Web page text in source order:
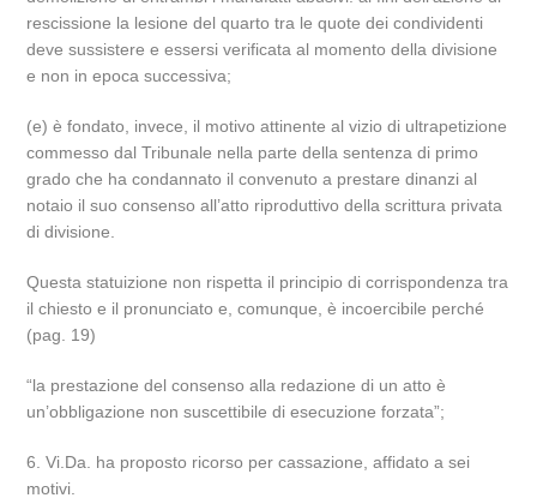
rescissione la lesione del quarto tra le quote dei condividenti
deve sussistere e essersi verificata al momento della divisione
e non in epoca successiva;
(e) è fondato, invece, il motivo attinente al vizio di ultrapetizione
commesso dal Tribunale nella parte della sentenza di primo
grado che ha condannato il convenuto a prestare dinanzi al
notaio il suo consenso all’atto riproduttivo della scrittura privata
di divisione.
Questa statuizione non rispetta il principio di corrispondenza tra
il chiesto e il pronunciato e, comunque, è incoercibile perché
(pag. 19)
“la prestazione del consenso alla redazione di un atto è
un’obbligazione non suscettibile di esecuzione forzata”;
6. Vi.Da. ha proposto ricorso per cassazione, affidato a sei
motivi.